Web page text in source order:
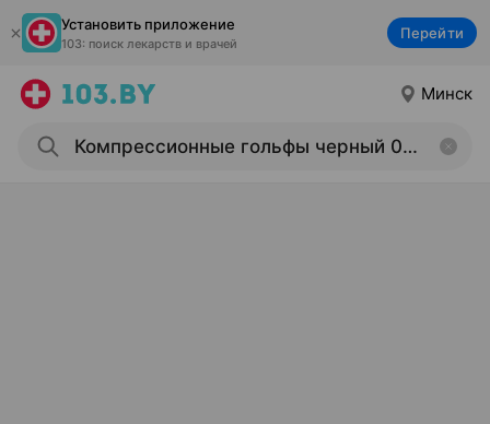
Установить приложение
103: поиск лекарств и врачей
Перейти
Минск